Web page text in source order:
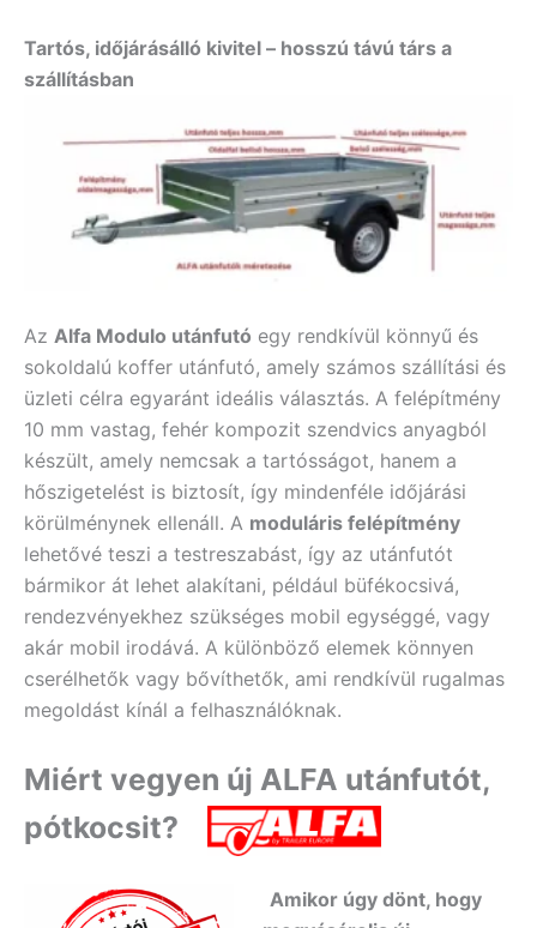
Tartós, időjárásálló kivitel – hosszú távú társ a
szállításban
Az Alfa Modulo utánfutó egy rendkívül könnyű és
sokoldalú koffer utánfutó, amely számos szállítási és
üzleti célra egyaránt ideális választás. A felépítmény
10 mm vastag, fehér kompozit szendvics anyagból
készült, amely nemcsak a tartósságot, hanem a
hőszigetelést is biztosít, így mindenféle időjárási
körülménynek ellenáll. A moduláris felépítmény
lehetővé teszi a testreszabást, így az utánfutót
bármikor át lehet alakítani, például büfékocsivá,
rendezvényekhez szükséges mobil egységgé, vagy
akár mobil irodává. A különböző elemek könnyen
cserélhetők vagy bővíthetők, ami rendkívül rugalmas
megoldást kínál a felhasználóknak.
Miért vegyen új ALFA utánfutót,
pótkocsit?
Amikor úgy dönt, hogy